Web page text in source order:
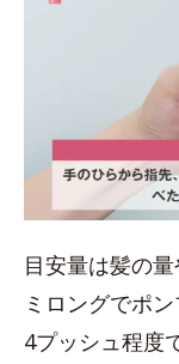
目安量は髪の
ミロングでポ
4プッシュ程度